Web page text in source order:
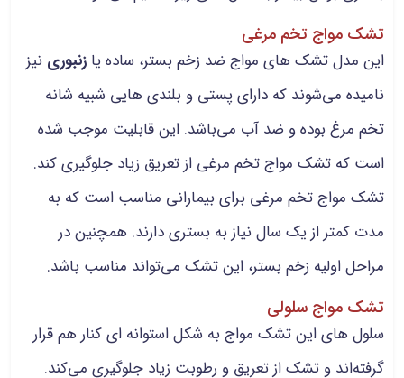
تشک مواج تخم مرغی
این مدل تشک های مواج ضد زخم بستر، ساده یا زنبوری نیز
نامیده می‌شوند که دارای پستی و بلندی هایی شبیه شانه
تخم مرغ بوده و ضد آب می‌باشد. این قابلیت موجب شده
است که تشک مواج تخم مرغی از تعریق زیاد جلوگیری کند.
تشک مواج تخم مرغی برای بیمارانی مناسب است که به
مدت کمتر از یک سال نیاز به بستری دارند. همچنین در
مراحل اولیه زخم بستر، این تشک می‌تواند مناسب باشد.
تشک مواج سلولی
سلول های این تشک مواج به شکل استوانه ای کنار هم قرار
گرفته‌اند و تشک از تعریق و رطوبت زیاد جلوگیری می‌کند.